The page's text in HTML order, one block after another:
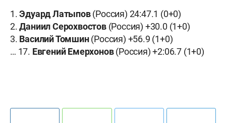
1.Эдуард Латыпов(Россия) 24:47.1 (0+0)
2.Даниил Серохвостов(Россия) +30.0 (1+0)
3. Василий Томшин(Россия) +56.9 (1+0)
… 17. Евгений Емерхонов(Россия) +2:06.7 (1+0)